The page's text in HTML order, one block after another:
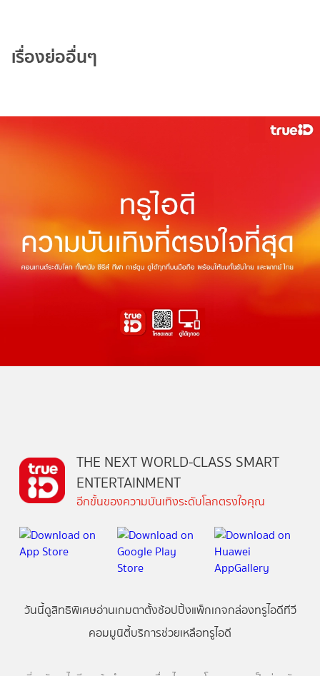
เรื่องย่ออื่นๆ
THE NEXT WORLD-CLASS SMART
ENTERTAINMENT
อีกขั้นของความบันเทิงระดับโลกตรงใจคุณ
วันนี้ดูสิทธิพิเศษอ่านเกมตาตั้งช้อปปิ้งแพ็กเกจกล่องทรูไอดีทีวี
คอมมูนิตี้บริการช่วยเหลือทรูไอดี